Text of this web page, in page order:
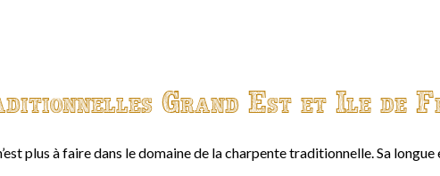
Grand Est et Ile de
plus à faire dans le domaine de la charpente traditionnelle. Sa